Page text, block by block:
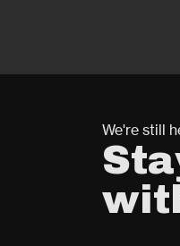
We're still